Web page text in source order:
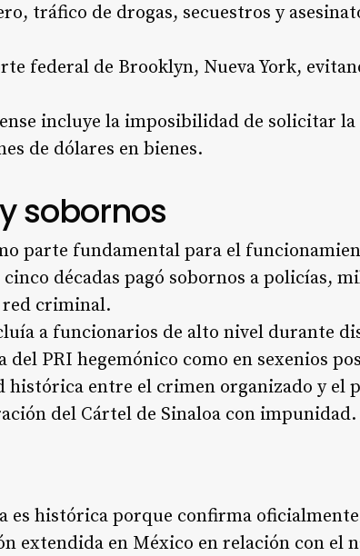
tráfico de drogas, secuestros y
federal de Brooklyn, Nueva York,
incluye la imposibilidad de solicitar la
de dólares en bienes.
sobornos
parte fundamental para el
décadas pagó sobornos a policías,
red criminal.
a funcionarios de alto nivel durante
del PRI hegemónico como en sexenios
histórica entre el crimen organizado y el
del Cártel de Sinaloa con impunidad.
es histórica porque confirma
extendida en México en relación con el